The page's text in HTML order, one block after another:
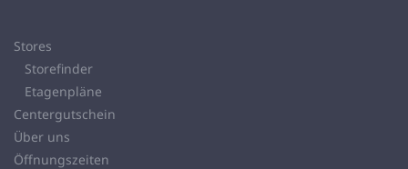
Stores
Storefinder
Etagenpläne
Centergutschein
Über uns
Öffnungszeiten